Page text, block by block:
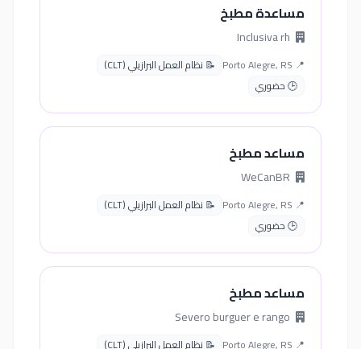
مساعدة مطبخ
📍 Porto Alegre, RS
📝 نظام العمل البرازيلي (CLT)
🕒 حضوري
مساعد مطبخ
📍 Porto Alegre, RS
📝 نظام العمل البرازيلي (CLT)
🕒 حضوري
مساعد مطبخ
📍 Porto Alegre, RS
📝 نظام العمل البرازيلي (CLT)